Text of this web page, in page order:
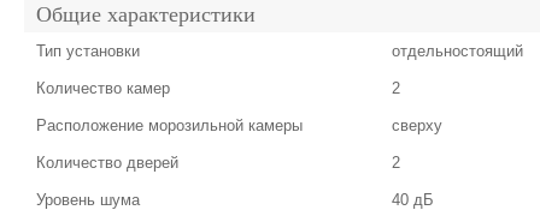
Общие характеристики
Тип установки отдельностоящий
Количество камер 2
Расположение морозильной камеры сверху
Количество дверей 2
Уровень шума 40 дБ